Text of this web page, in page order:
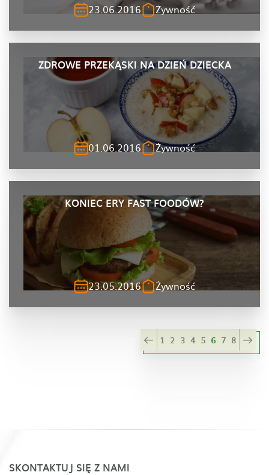
23.06.2016 Żywność
ZDROWE PRZEKĄSKI NA DZIEŃ DZIECKA
01.06.2016 Żywność
KONIEC ERY FAST FOODÓW?
23.05.2016 Żywność
1 2 3 4 5 6 7 8
SKONTAKTUJ SIĘ Z NAMI